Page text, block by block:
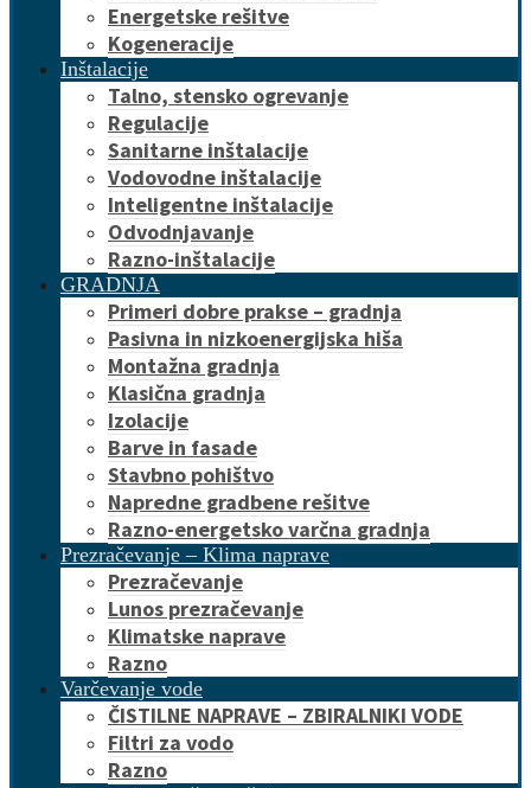
Energetske rešitve
Kogeneracije
Inštalacije
Talno, stensko ogrevanje
Regulacije
Sanitarne inštalacije
Vodovodne inštalacije
Inteligentne inštalacije
Odvodnjavanje
Razno-inštalacije
GRADNJA
Primeri dobre prakse – gradnja
Pasivna in nizkoenergijska hiša
Montažna gradnja
Klasična gradnja
Izolacije
Barve in fasade
Stavbno pohištvo
Napredne gradbene rešitve
Razno-energetsko varčna gradnja
Prezračevanje – Klima naprave
Prezračevanje
Lunos prezračevanje
Klimatske naprave
Razno
Varčevanje vode
ČISTILNE NAPRAVE – ZBIRALNIKI VODE
Filtri za vodo
Razno